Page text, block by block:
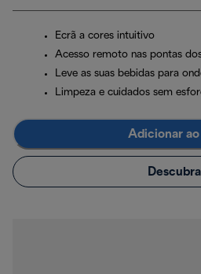
Ecrã a cores intuitivo
Acesso remoto nas pontas
Leve as suas bebidas para
Limpeza e cuidados sem
Adicionar